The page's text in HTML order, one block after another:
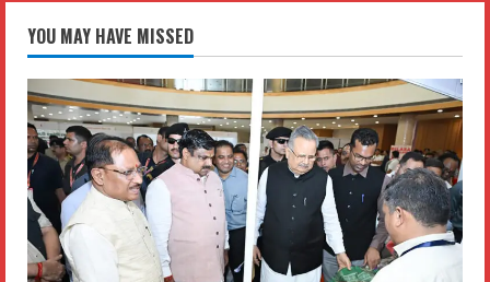
YOU MAY HAVE MISSED